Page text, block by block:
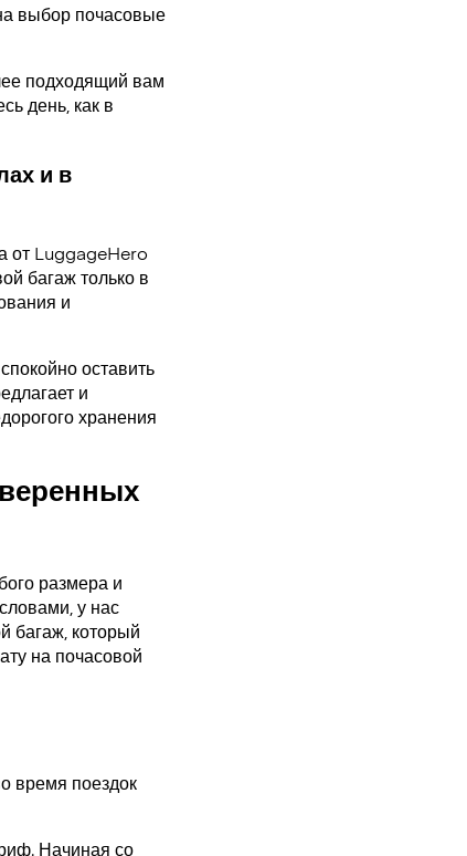
выбор почасовые
подходящий вам
день, как в
и в
от LuggageHero
багаж только в
и
оставить
и
хранения
размера и
у нас
багаж, который
на почасовой
время поездок
Начиная со